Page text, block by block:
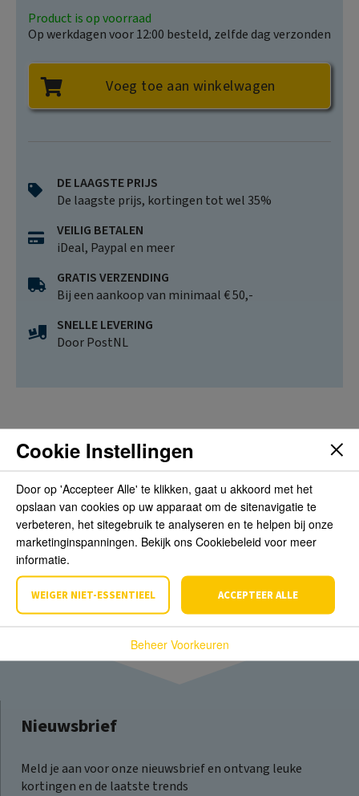
Product is op voorraad
Op werkdagen voor 12:00 besteld, zelfde dag verzonden
Voeg toe aan winkelwagen
DE LAAGSTE PRIJS
De laagste prijs, kortingen tot wel 35%
VEILIG BETALEN
iDeal, Paypal en meer
GRATIS VERZENDING
Bij een aankoop van minimaal € 50,-
SNELLE LEVERING
Door PostNL
Beoordelingen
Schrijf de eerste review over dit product
Schrijf een beoordeling
Nieuwsbrief
Meld je aan voor onze nieuwsbrief en ontvang leuke
kortingen en de laatste trends
Cookie Instellingen
Door op 'Accepteer Alle' te klikken, gaat u akkoord met het
opslaan van cookies op uw apparaat om de sitenavigatie te
verbeteren, het sitegebruik te analyseren en te helpen bij onze
marketinginspanningen. Bekijk ons Cookiebeleid voor meer
informatie.
WEIGER NIET-ESSENTIEEL ACCEPTEER ALLE
Beheer Voorkeuren